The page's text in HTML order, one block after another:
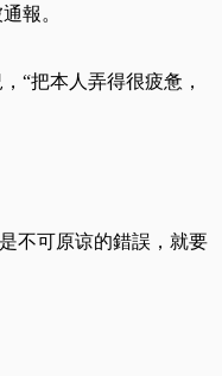
報。
“把本人弄得很疲惫，
不可原谅的錯誤，就要